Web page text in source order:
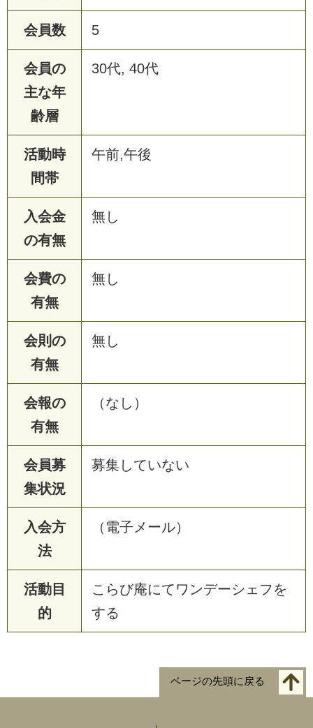
会員数 5
会員の
主な年
齢層
30代, 40代
活動時
間帯
午前,午後
入会金
の有無
無し
会費の
有無
無し
会則の
有無
無し
会報の
有無
（なし）
会員募
集状況
募集していない
入会方
法
（電子メール）
活動目
的
こらび庵にてワンデーシェフを
する
ページの先頭に戻る